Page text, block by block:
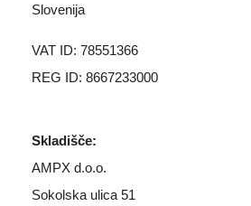
Slovenija
VAT ID: 78551366
REG ID: 8667233000
Skladišče:
AMPX d.o.o.
Sokolska ulica 51